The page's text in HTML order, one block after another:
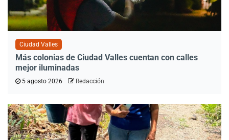
Ciudad Valles
Más colonias de Ciudad Valles cuentan con calles
mejor iluminadas
5 agosto 2026 Redacción